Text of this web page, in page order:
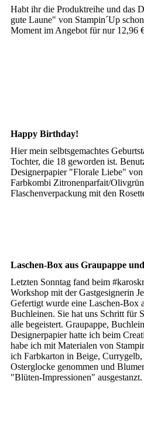
Habt ihr die Produktreihe und das
gute Laune" von Stampin´Up
Moment im Angebot für nur 12,96
Happy Birthday!
Hier mein selbtsgemachtes
Tochter, die 18 geworden ist.
Designerpapier "Florale Liebe"
Farbkombi Zitronenparfait/
Flaschenverpackung mit den
Laschen-Box aus Graupappe
Letzten Sonntag fand beim
Workshop mit der Gastgesignerin
Gefertigt wurde eine Laschen-Box
Buchleinen. Sie hat uns Schritt für
alle begeistert. Graupappe,
Designerpapier hatte ich beim
habe ich mit Materialen von
ich Farbkarton in Beige, Currygelb,
Osterglocke genommen und
"Blüten-Impressionen" ausgestanzt.